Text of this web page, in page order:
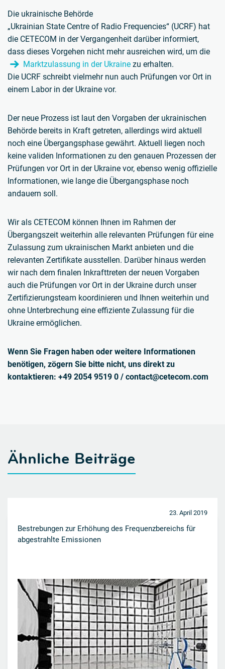
Die ukrainische Behörde
„Ukrainian State Centre of Radio Frequencies“ (UCRF) hat
die CETECOM in der Vergangenheit darüber informiert,
dass dieses Vorgehen nicht mehr ausreichen wird, um die
Marktzulassung in der Ukraine zu erhalten.
Die UCRF schreibt vielmehr nun auch Prüfungen vor Ort in
einem Labor in der Ukraine vor.
Der neue Prozess ist laut den Vorgaben der ukrainischen
Behörde bereits in Kraft getreten, allerdings wird aktuell
noch eine Übergangsphase gewährt. Aktuell liegen noch
keine validen Informationen zu den genauen Prozessen der
Prüfungen vor Ort in der Ukraine vor, ebenso wenig offizielle
Informationen, wie lange die Übergangsphase noch
andauern soll.
Wir als CETECOM können Ihnen im Rahmen der
Übergangszeit weiterhin alle relevanten Prüfungen für eine
Zulassung zum ukrainischen Markt anbieten und die
relevanten Zertifikate ausstellen. Darüber hinaus werden
wir nach dem finalen Inkrafttreten der neuen Vorgaben
auch die Prüfungen vor Ort in der Ukraine durch unser
Zertifizierungsteam koordinieren und Ihnen weiterhin und
ohne Unterbrechung eine effiziente Zulassung für die
Ukraine ermöglichen.
Wenn Sie Fragen haben oder weitere Informationen
benötigen, zögern Sie bitte nicht, uns direkt zu
kontaktieren: +49 2054 9519 0 / contact@cetecom.com
Ähnliche Beiträge
23. April 2019
Bestrebungen zur Erhöhung des Frequenzbereichs für
abgestrahlte Emissionen